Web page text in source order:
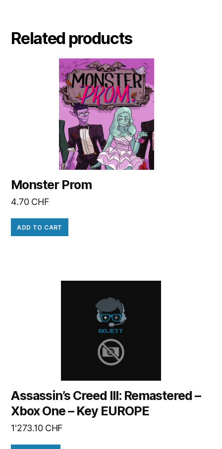
Related products
Monster Prom
4.70 CHF
ADD TO CART
Assassin’s Creed III: Remastered –
Xbox One – Key EUROPE
1'273.10 CHF